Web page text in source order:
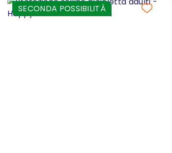
SECONDA POSSIBILITÀ